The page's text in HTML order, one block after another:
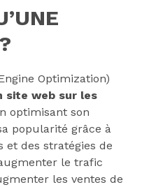
Optimization)
site web sur les
optimisant son
popularité grâce à
et des stratégies de
le trafic
les ventes de